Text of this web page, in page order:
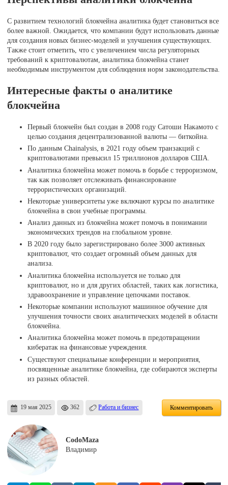
С развитием технологий блокчейна аналитика будет становиться все
более важной. Ожидается, что компании будут использовать данные
для создания новых бизнес-моделей и улучшения существующих.
Также стоит отметить, что с увеличением числа регуляторных
требований к криптовалютам, аналитика блокчейна станет
необходимым инструментом для соблюдения норм законодательства.
Интересные факты о аналитике
блокчейна
Первый блокчейн был создан в 2008 году Сатоши Накамото с
целью создания децентрализованной валюты — биткойна.
По данным Chainalysis, в 2021 году объем транзакций с
криптовалютами превысил 15 триллионов долларов США.
Аналитика блокчейна может помочь в борьбе с терроризмом,
так как позволяет отслеживать финансирование
террористических организаций.
Некоторые университеты уже включают курсы по аналитике
блокчейна в свои учебные программы.
Анализ данных из блокчейна может помочь в понимании
экономических трендов на глобальном уровне.
В 2020 году было зарегистрировано более 3000 активных
криптовалют, что создает огромный объем данных для
анализа.
Аналитика блокчейна используется не только для
криптовалют, но и для других областей, таких как логистика,
здравоохранение и управление цепочками поставок.
Некоторые компании используют машинное обучение для
улучшения точности своих аналитических моделей в области
блокчейна.
Аналитика блокчейна может помочь в предотвращении
кибератак на финансовые учреждения.
Существуют специальные конференции и мероприятия,
посвященные аналитике блокчейна, где собираются эксперты
из разных областей.
19 мая 2025 362 Работа и бизнес Комментировать
CodoMaza
Владимир